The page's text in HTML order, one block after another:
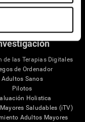
de las Terapias Digitales
de Ordenador
Adultos Sanos
Pilotos
Holistica
Saludables (iTV)
Adultos Mayores